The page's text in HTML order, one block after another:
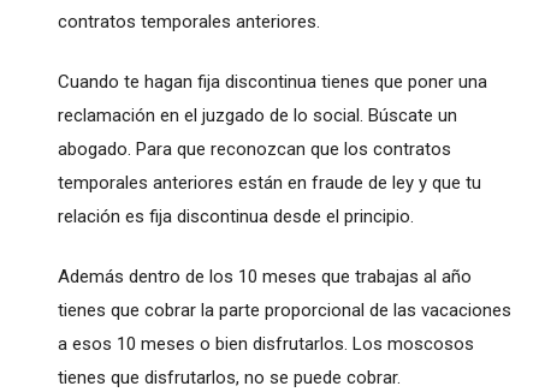
contratos temporales anteriores.
Cuando te hagan fija discontinua tienes que poner una
reclamación en el juzgado de lo social. Búscate un
abogado. Para que reconozcan que los contratos
temporales anteriores están en fraude de ley y que tu
relación es fija discontinua desde el principio.
Además dentro de los 10 meses que trabajas al año
tienes que cobrar la parte proporcional de las vacaciones
a esos 10 meses o bien disfrutarlos. Los moscosos
tienes que disfrutarlos, no se puede cobrar.